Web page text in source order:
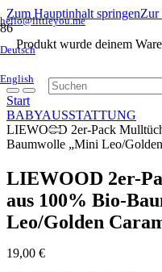
Zum Hauptinhalt springenZur
hello@littleyou.me
Deutsch
English
Produkt wurde deinem
Start
BABYAUSSTATTUNG
LIEWOOD 2er-Pack
Baumwolle „Mini Leo/
LIEWOOD 2er-
aus 100% Bio-
Leo/Golden
19,00 €